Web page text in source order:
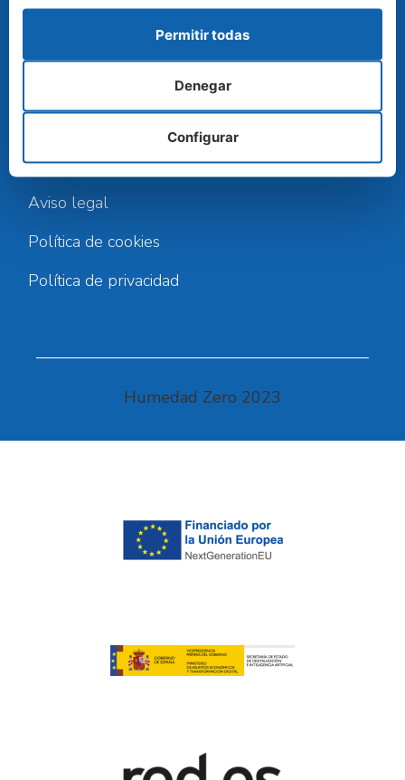
900 813 913
info@controlhumedades.com
Aviso legal
Política de cookies
Política de privacidad
Humedad Zero 2023
Configurar
Denegar
Permitir todas